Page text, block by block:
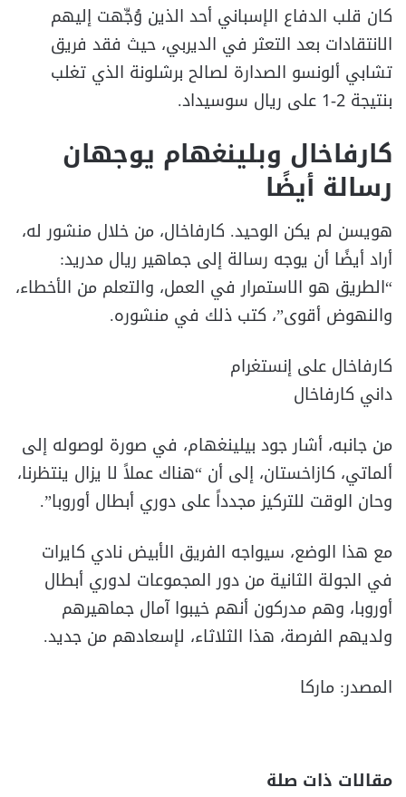
كان قلب الدفاع الإسباني أحد الذين وُجِّهت إليهم
الانتقادات بعد التعثر في الديربي، حيث فقد فريق
تشابي ألونسو الصدارة لصالح برشلونة الذي تغلب
بنتيجة 2-1 على ريال سوسيداد.
كارفاخال وبلينغهام يوجهان
رسالة أيضًا
هويسن لم يكن الوحيد. كارفاخال، من خلال منشور له،
أراد أيضًا أن يوجه رسالة إلى جماهير ريال مدريد:
“الطريق هو الاستمرار في العمل، والتعلم من الأخطاء،
والنهوض أقوى”، كتب ذلك في منشوره.
كارفاخال على إنستغرام
داني كارفاخال
من جانبه، أشار جود بيلينغهام، في صورة لوصوله إلى
ألماتي، كازاخستان، إلى أن “هناك عملاً لا يزال ينتظرنا،
وحان الوقت للتركيز مجدداً على دوري أبطال أوروبا”.
مع هذا الوضع، سيواجه الفريق الأبيض نادي كايرات
في الجولة الثانية من دور المجموعات لدوري أبطال
أوروبا، وهم مدركون أنهم خيبوا آمال جماهيرهم
ولديهم الفرصة، هذا الثلاثاء، لإسعادهم من جديد.
المصدر: ماركا
مقالات ذات صلة